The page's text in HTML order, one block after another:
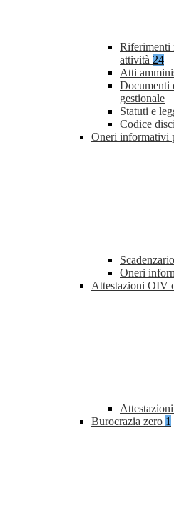
Riferimenti
attività 24
Atti
Documenti
gestionale
Statuti e
Codice
Oneri informativi
Oneri
Attestazioni OIV
Burocrazia zero 1